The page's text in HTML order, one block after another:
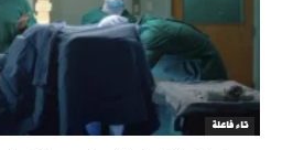
تاء فاعلة